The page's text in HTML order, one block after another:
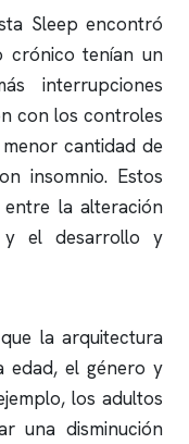
Sleep encontró
crónico tenían un
interrupciones
con los controles
cantidad de
insomnio. Estos
entre la alteración
y el desarrollo y
la arquitectura
edad, el género y
los adultos
una disminución